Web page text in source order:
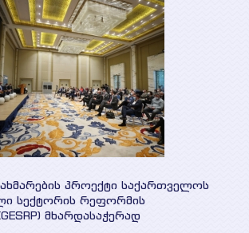
პროექტი საქართველოს
სექტორის რეფორმის
მხარდასაჭერად